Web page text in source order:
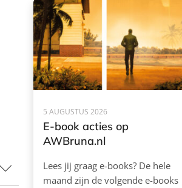
5 AUGUSTUS 2026
E-book acties op
AWBruna.nl
Lees jij graag e-books? De hele
maand zijn de volgende e-books